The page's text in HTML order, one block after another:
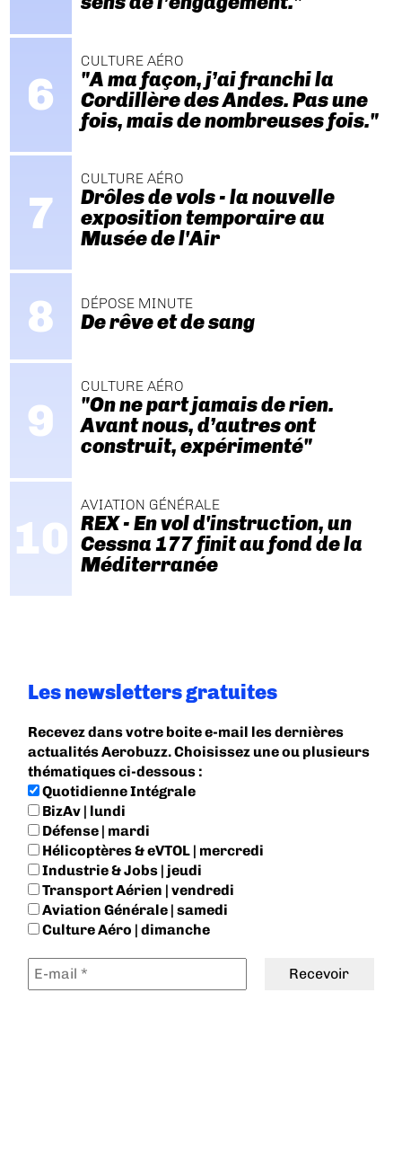
CULTURE AÉRO
"A ma façon, j’ai franchi la
Cordillère des Andes. Pas une
fois, mais de nombreuses fois."
CULTURE AÉRO
Drôles de vols - la nouvelle
exposition temporaire au
Musée de l'Air
DÉPOSE MINUTE
De rêve et de sang
CULTURE AÉRO
"On ne part jamais de rien.
Avant nous, d’autres ont
construit, expérimenté"
AVIATION GÉNÉRALE
REX - En vol d'instruction, un
Cessna 177 finit au fond de la
Méditerranée
Les newsletters gratuites
Recevez dans votre boite e-mail les dernières
actualités Aerobuzz. Choisissez une ou plusieurs
thématiques ci-dessous :
Quotidienne Intégrale
BizAv | lundi
Défense | mardi
Hélicoptères & eVTOL | mercredi
Industrie & Jobs | jeudi
Transport Aérien | vendredi
Aviation Générale | samedi
Culture Aéro | dimanche